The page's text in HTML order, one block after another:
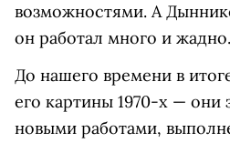
возможностями. А
он работал много и жадно.
До нашего времени в
его картины 1970-х — они
новыми работами,